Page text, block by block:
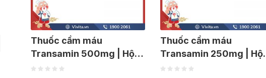
Thuốc cầm máu
Transamin 500mg | Hộp
100 viên
Thuốc cầm máu
Transamin 250mg |
100 viên